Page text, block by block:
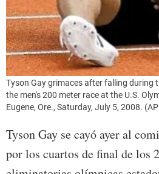
Tyson Gay grimaces after falling during
the men's 200 meter race at the U.S.
Eugene, Ore., Saturday, July 5, 2008.
Tyson Gay se cayó ayer al
por los cuartos de final de los